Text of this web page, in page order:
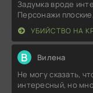
Задумка вроде
Персонажи
УБИЙСТВО НА
В Вилена
Не могу сказать,
интересный, но